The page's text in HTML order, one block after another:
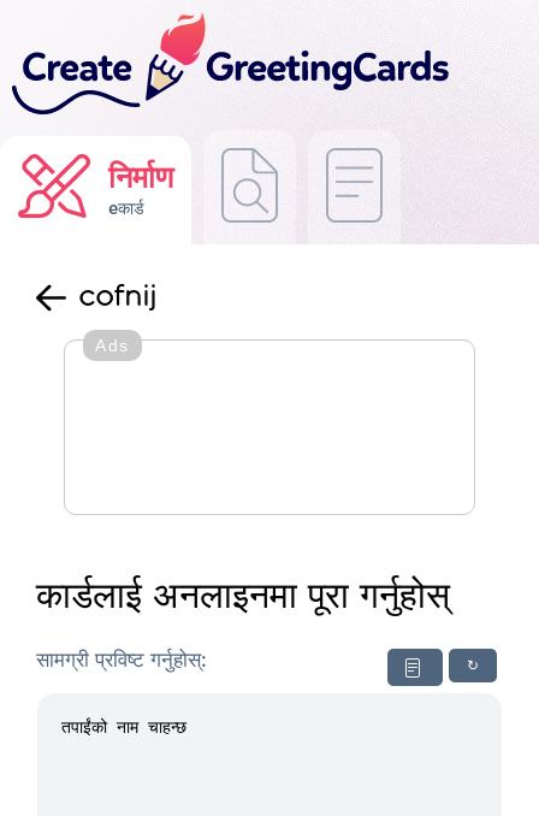
निर्माण
eकार्ड
cofnij
Ads
कार्डलाई अनलाइनमा पूरा गर्नुहोस्
↻
सामग्री प्रविष्ट गर्नुहोस्: